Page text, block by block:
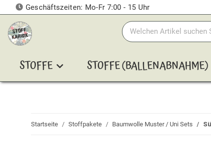
Geschäftszeiten: Mo-Fr 7:00 - 15 Uhr
STOFFE STOFFE (BALLENABNAHME)
Startseite Stoffpakete Baumwolle Muster / Uni Sets